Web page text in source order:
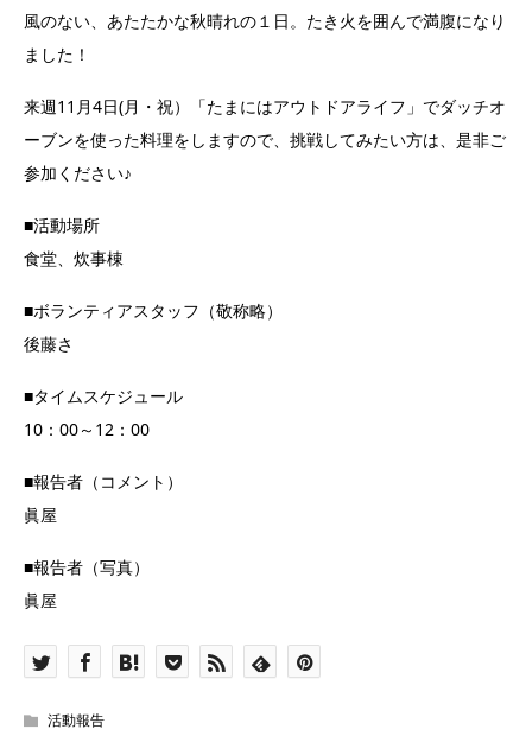
風のない、あたたかな秋晴れの１日。たき火を囲んで満腹になり
ました！
来週11月4日(月・祝）「たまにはアウトドアライフ」でダッチオ
ーブンを使った料理をしますので、挑戦してみたい方は、是非ご
参加ください♪
■活動場所
食堂、炊事棟
■ボランティアスタッフ（敬称略）
後藤さ
■タイムスケジュール
10：00～12：00
■報告者（コメント）
眞屋
■報告者（写真）
眞屋
活動報告